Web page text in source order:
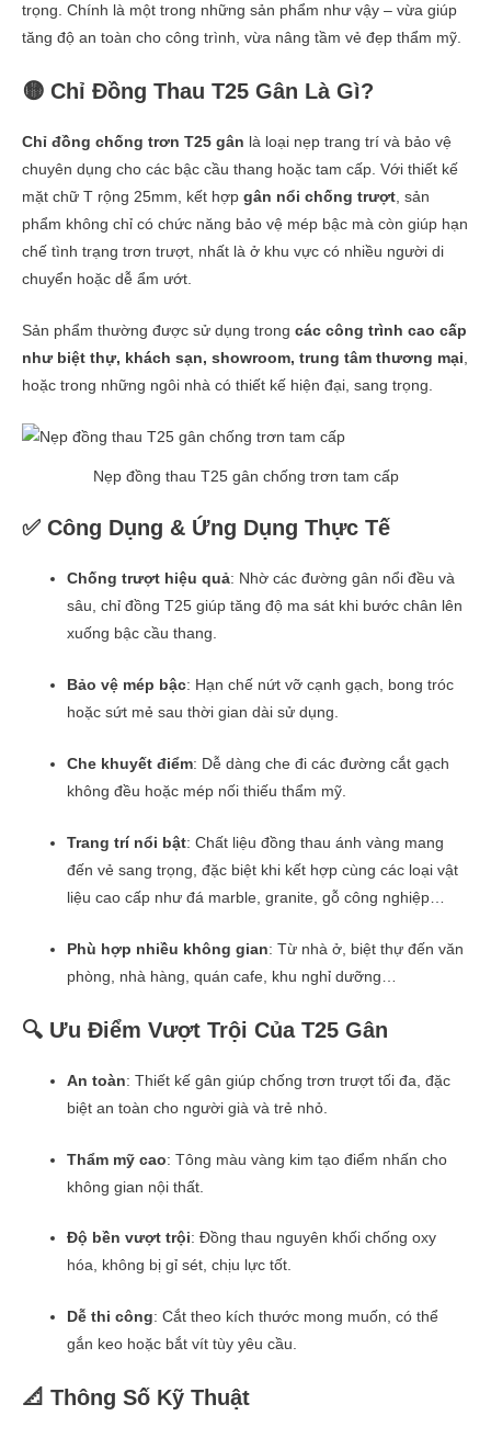
trọng. Chính là một trong những sản phẩm như vậy – vừa giúp
tăng độ an toàn cho công trình, vừa nâng tầm vẻ đẹp thẩm mỹ.
🟡 Chỉ Đồng Thau T25 Gân Là Gì?
Chỉ đồng chống trơn T25 gân là loại nẹp trang trí và bảo vệ
chuyên dụng cho các bậc cầu thang hoặc tam cấp. Với thiết kế
mặt chữ T rộng 25mm, kết hợp gân nổi chống trượt, sản
phẩm không chỉ có chức năng bảo vệ mép bậc mà còn giúp hạn
chế tình trạng trơn trượt, nhất là ở khu vực có nhiều người di
chuyển hoặc dễ ẩm ướt.
Sản phẩm thường được sử dụng trong các công trình cao cấp
như biệt thự, khách sạn, showroom, trung tâm thương mại
hoặc trong những ngôi nhà có thiết kế hiện đại, sang trọng.
Nẹp đồng thau T25 gân chống trơn tam cấp
✅ Công Dụng & Ứng Dụng Thực Tế
Chống trượt hiệu quả: Nhờ các đường gân nổi đều và
sâu, chỉ đồng T25 giúp tăng độ ma sát khi bước chân lên
xuống bậc cầu thang.
Bảo vệ mép bậc: Hạn chế nứt vỡ cạnh gạch, bong tróc
hoặc sứt mẻ sau thời gian dài sử dụng.
Che khuyết điểm: Dễ dàng che đi các đường cắt gạch
không đều hoặc mép nối thiếu thẩm mỹ.
Trang trí nổi bật: Chất liệu đồng thau ánh vàng mang
đến vẻ sang trọng, đặc biệt khi kết hợp cùng các loại vật
liệu cao cấp như đá marble, granite, gỗ công nghiệp…
Phù hợp nhiều không gian: Từ nhà ở, biệt thự đến văn
phòng, nhà hàng, quán cafe, khu nghỉ dưỡng…
🔍 Ưu Điểm Vượt Trội Của T25 Gân
An toàn: Thiết kế gân giúp chống trơn trượt tối đa, đặc
biệt an toàn cho người già và trẻ nhỏ.
Thẩm mỹ cao: Tông màu vàng kim tạo điểm nhấn cho
không gian nội thất.
Độ bền vượt trội: Đồng thau nguyên khối chống oxy
hóa, không bị gỉ sét, chịu lực tốt.
Dễ thi công: Cắt theo kích thước mong muốn, có thể
gắn keo hoặc bắt vít tùy yêu cầu.
📐 Thông Số Kỹ Thuật